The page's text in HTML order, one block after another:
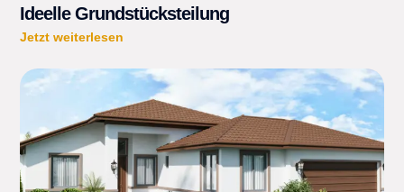
Ideelle Grundstücksteilung
Jetzt weiterlesen